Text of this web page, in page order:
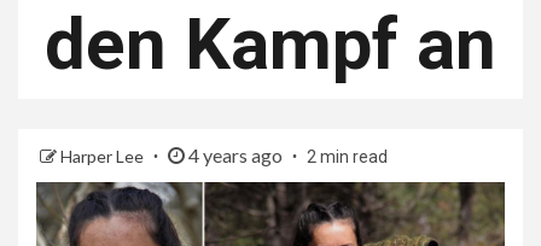
den Kampf an
Harper Lee 4 years ago 2 min read